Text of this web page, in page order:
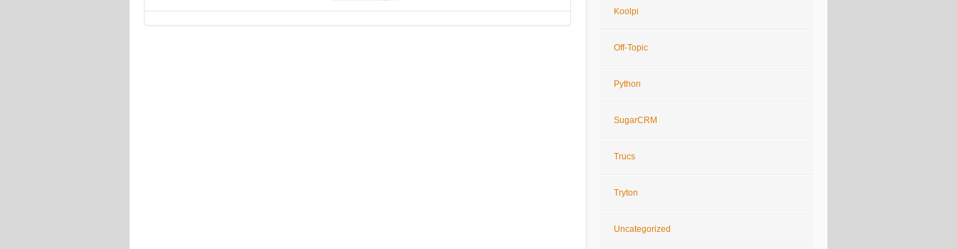
Koolpi
Off-Topic
Python
SugarCRM
Trucs
Tryton
Uncategorized